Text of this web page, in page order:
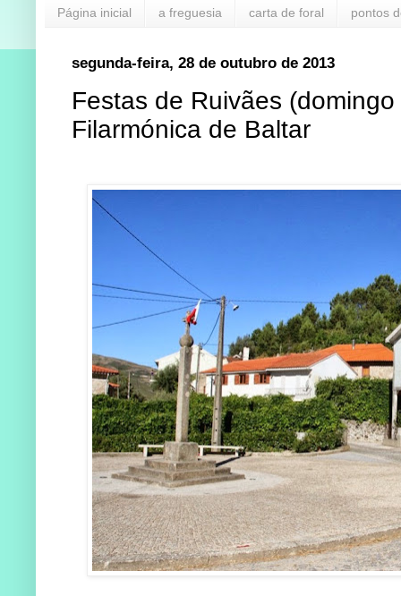
Página inicial a freguesia carta de foral pontos
segunda-feira, 28 de outubro de 2013
Festas de Ruivães
Filarmónica de Baltar